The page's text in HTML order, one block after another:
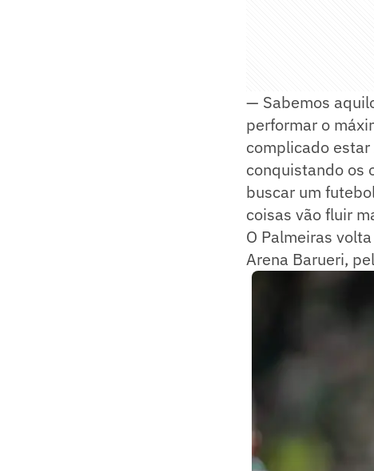
— Sabemos
performar o
complicado
conquistando os
buscar um
coisas vão fluir
O Palmeiras
Arena Barueri,